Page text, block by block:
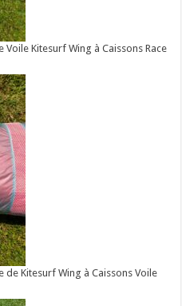
Kitesurf Wing à Caissons Race
de Kitesurf Wing à Caissons Voile